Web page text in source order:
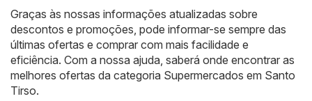
Graças às nossas informações atualizadas sobre
descontos e promoções, pode informar-se sempre das
últimas ofertas e comprar com mais facilidade e
eficiência. Com a nossa ajuda, saberá onde encontrar as
melhores ofertas da categoria Supermercados em Santo
Tirso.